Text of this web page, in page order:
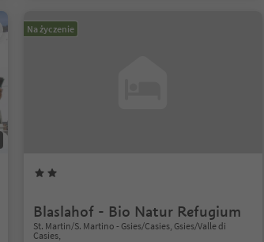
Na życzenie
Blaslahof - Bio Natur Refugium
St. Martin/S. Martino - Gsies/Casies, Gsies/Valle di
Casies,